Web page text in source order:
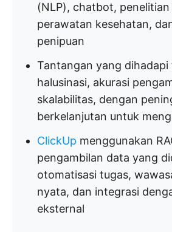
(NLP), chatbot, penelitian
perawatan kesehatan,
penipuan
Tantangan yang dihadapi
halusinasi, akurasi
skalabilitas, dengan
berkelanjutan untuk
ClickUp menggunakan
pengambilan data yang
otomatisasi tugas,
nyata, dan integrasi
eksternal